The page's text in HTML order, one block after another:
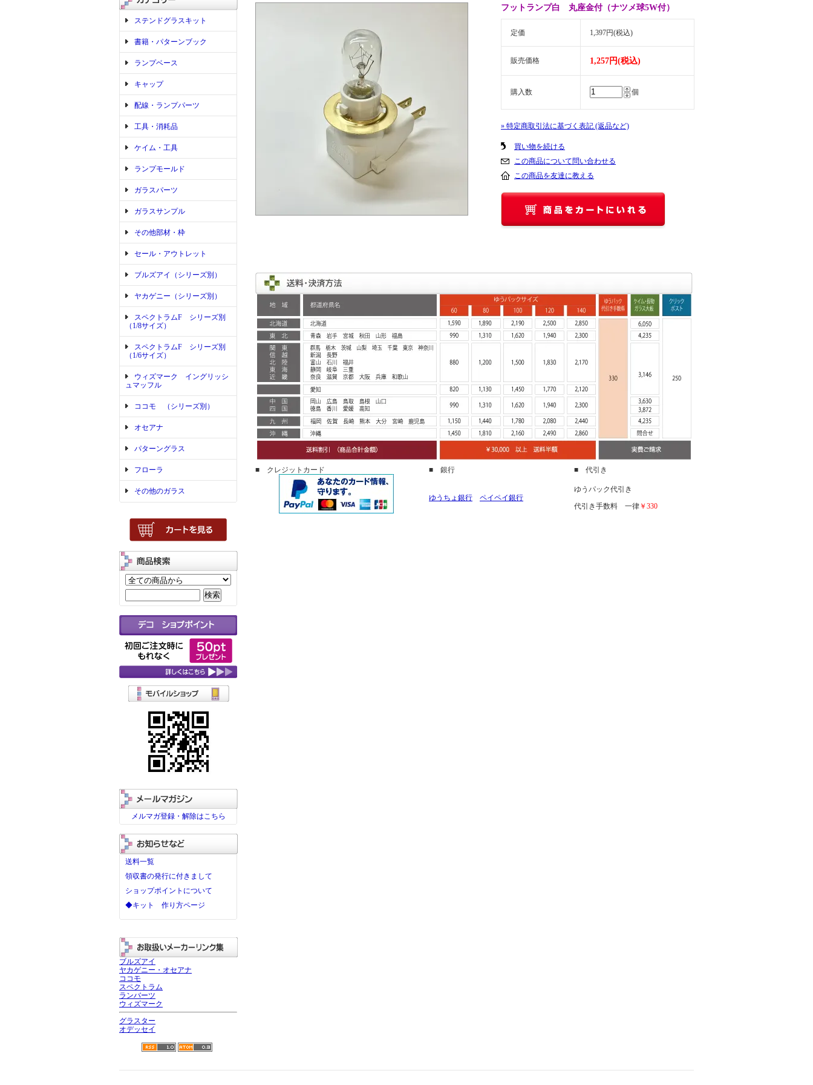
ステンドグラスキット
書籍・パターンブック
ランプベース
キャップ
配線・ランプパーツ
工具・消耗品
ケイム・工具
ランプモールド
ガラスパーツ
ガラスサンプル
その他部材・枠
セール・アウトレット
ブルズアイ（シリーズ別）
ヤカゲニー（シリーズ別）
スペクトラムF シリーズ別
（1/8サイズ）
スペクトラムF シリーズ別
（1/6サイズ）
ウィズマーク イングリッシ
ュマッフル
ココモ （シリーズ別）
オセアナ
パターングラス
フローラ
その他のガラス
メルマガ登録・解除はこちら
送料一覧
領収書の発行に付きまして
ショップポイントについて
◆キット 作り方ページ
ブルズアイ
ヤカゲニー・オセアナ
ココモ
スペクトラム
ランバーツ
ウィズマーク
グラスター
オデッセイ
フットランプ白 丸座金付（ナツメ球5W付）
定価 1,397円(税込)
販売価格 1,257円(税込)
購入数 個
» 特定商取引法に基づく表記 (返品など)
買い物を続ける
この商品について問い合わせる
この商品を友達に教える
■ クレジットカード ■ 銀行 ■ 代引き
ゆうちょ銀行 ペイペイ銀行
ゆうパック代引き
代引き手数料 一律 ￥330